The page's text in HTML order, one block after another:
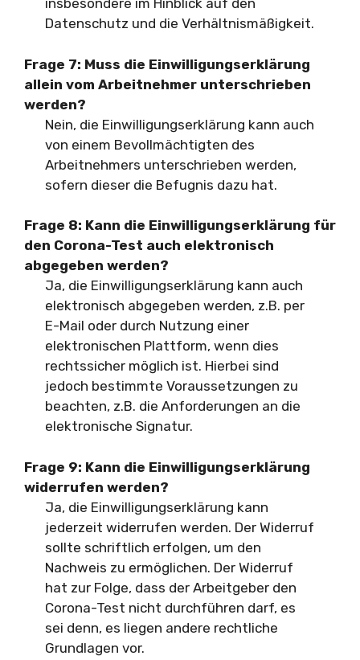
insbesondere im Hinblick auf den
Datenschutz und die Verhältnismäßigkeit.
Frage 7: Muss die Einwilligungserklärung
allein vom Arbeitnehmer unterschrieben
werden?
Nein, die Einwilligungserklärung kann auch
von einem Bevollmächtigten des
Arbeitnehmers unterschrieben werden,
sofern dieser die Befugnis dazu hat.
Frage 8: Kann die Einwilligungserklärung für
den Corona-Test auch elektronisch
abgegeben werden?
Ja, die Einwilligungserklärung kann auch
elektronisch abgegeben werden, z.B. per
E-Mail oder durch Nutzung einer
elektronischen Plattform, wenn dies
rechtssicher möglich ist. Hierbei sind
jedoch bestimmte Voraussetzungen zu
beachten, z.B. die Anforderungen an die
elektronische Signatur.
Frage 9: Kann die Einwilligungserklärung
widerrufen werden?
Ja, die Einwilligungserklärung kann
jederzeit widerrufen werden. Der Widerruf
sollte schriftlich erfolgen, um den
Nachweis zu ermöglichen. Der Widerruf
hat zur Folge, dass der Arbeitgeber den
Corona-Test nicht durchführen darf, es
sei denn, es liegen andere rechtliche
Grundlagen vor.